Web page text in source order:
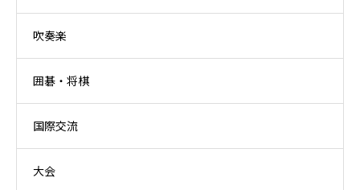
吹奏楽
囲碁・将棋
国際交流
大会